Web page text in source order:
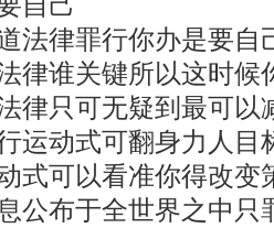
法律罪行你办是要自
律谁关键所以这时候
律只可无疑到最可
运动式可翻身力人目
式可以看准你得改变
公布于全世界之中只